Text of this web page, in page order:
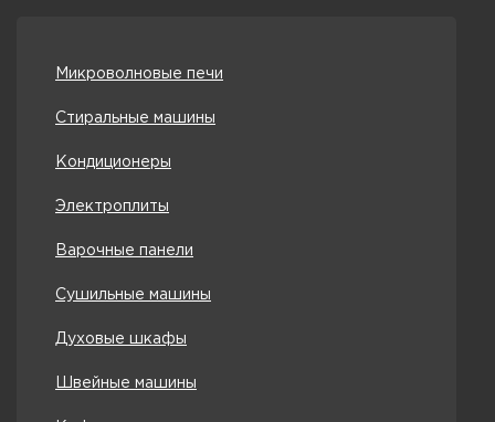
Микроволновые печи
Стиральные машины
Кондиционеры
Электроплиты
Варочные панели
Сушильные машины
Духовые шкафы
Швейные машины